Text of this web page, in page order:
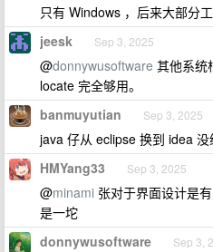
只有 Windows ，后来大部分
jeesk Sep 3, 2025
@donnywusoftware 其他系统
locate 完全够用。
banmuyutian Sep 3, 2025
java 仔从 eclipse 换到 idea
HMYang33 Sep 3, 2025
@minami 张对于界面设计是
是一坨
donnywusoftware Sep 3,